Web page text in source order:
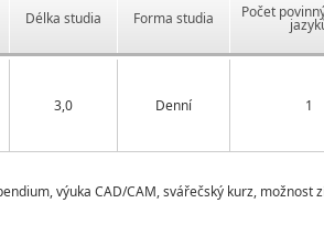
Délka studia Forma studia Počet
3,0 Denní 1
výuka CAD/CAM, svářečský kurz,